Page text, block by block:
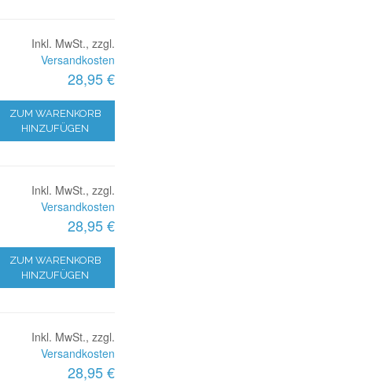
Inkl. MwSt., zzgl.
Versandkosten
28,95 €
ZUM WARENKORB
HINZUFÜGEN
Inkl. MwSt., zzgl.
Versandkosten
28,95 €
ZUM WARENKORB
HINZUFÜGEN
Inkl. MwSt., zzgl.
Versandkosten
28,95 €